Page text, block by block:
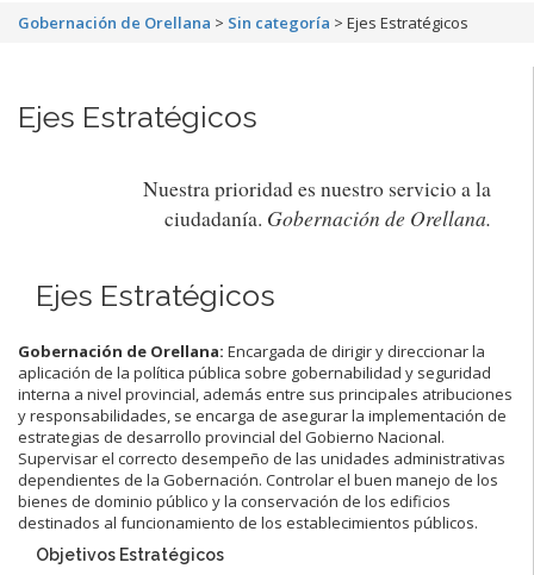
Gobernación de Orellana > Sin categoría > Ejes Estratégicos
Ejes Estratégicos
Nuestra prioridad es nuestro servicio a la
ciudadanía. Gobernación de Orellana.
Ejes Estratégicos
Gobernación de Orellana: Encargada de dirigir y direccionar la
aplicación de la política pública sobre gobernabilidad y seguridad
interna a nivel provincial, además entre sus principales atribuciones
y responsabilidades, se encarga de asegurar la implementación de
estrategias de desarrollo provincial del Gobierno Nacional.
Supervisar el correcto desempeño de las unidades administrativas
dependientes de la Gobernación. Controlar el buen manejo de los
bienes de dominio público y la conservación de los edificios
destinados al funcionamiento de los establecimientos públicos.
Objetivos Estratégicos